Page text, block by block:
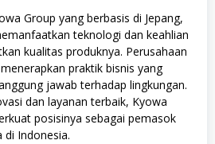
Group yang berbasis di Jepang,
teknologi dan keahlian
kualitas produknya. Perusahaan
praktik bisnis yang
jawab terhadap lingkungan.
dan layanan terbaik, Kyowa
posisinya sebagai pemasok
di Indonesia.